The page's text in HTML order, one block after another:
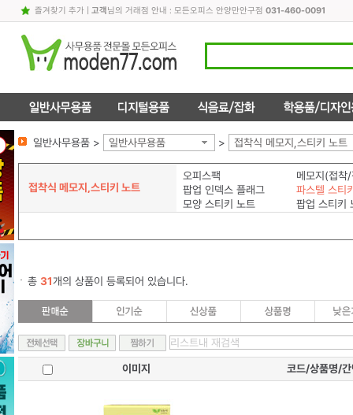
즐겨찾기 추가| 고객님의 거래점 안내 : 모든오피스 안양만안구점 031-460-0091
일반사무용품 > 일반사무용품 > 접착식 메모지,스티키 노트
접착식 메모지,스티키 노트
오피스팩
메모지(접착
팝업 인덱스 플래그
파스텔 스티
모양 스티키 노트
팝업 스티키
총 31개의 상품이 등록되어 있습니다.
이미지 코드/상품명/간